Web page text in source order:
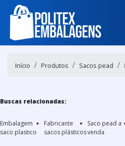
Início Produtos Sacos pead
Buscas relacionadas:
Embalagem
saco plastico
Fabricante
sacos plásticos
Saco pead a
venda